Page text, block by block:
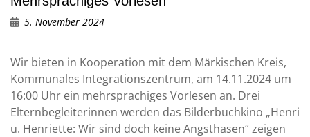
5. November 2024
Wir bieten in Kooperation mit dem Märkischen Kreis,
Kommunales Integrationszentrum, am 14.11.2024 um
16:00 Uhr ein mehrsprachiges Vorlesen an. Drei
Elternbegleiterinnen werden das Bilderbuchkino „Henri
u. Henriette: Wir sind doch keine Angsthasen“ zeigen